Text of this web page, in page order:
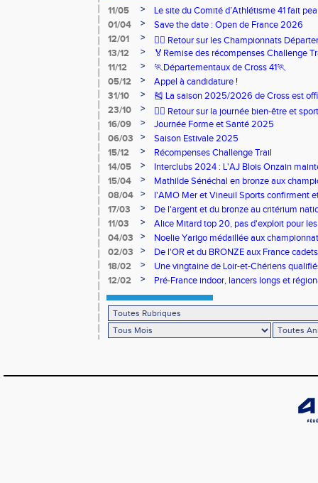
11/05 >
Le site du Comité d’Athlétisme 41 fait
01/04
>
Save the date : Open de France 2026
12/01
>
🏃‍♂️ Retour sur les Championnats
13/12
>
🏅Remise des récompenses Challenge
11/12
>
🏃Départementaux de Cross 41🏃
05/12
>
Appel à candidature !
31/10
>
🎽 La saison 2025/2026 de Cross est
23/10
>
🧘‍♀️ Retour sur la journée bien-être et
16/09
>
Journée Forme et Santé 2025
06/03
>
Saison Estivale 2025
15/12
>
Récompenses Challenge Trail
14/05
>
Interclubs 2024 : L'AJ Blois Onzain
Romorantin en N2B
15/04 >
Mathilde Sénéchal en bronze aux
08/04
>
l'AMO Mer et Vineuil Sports confirment
benjamins
17/03 >
De l'argent et du bronze au critérium
11/03
>
Alice Mitard top 20, pas d'exploit pour
04/03
>
Noelie Yarigo médaillée aux
02/03
>
De l'OR et du BRONZE aux France
18/02
>
Une vingtaine de Loir-et-Chériens
12/02
> Pré-France indoor, lancers longs et